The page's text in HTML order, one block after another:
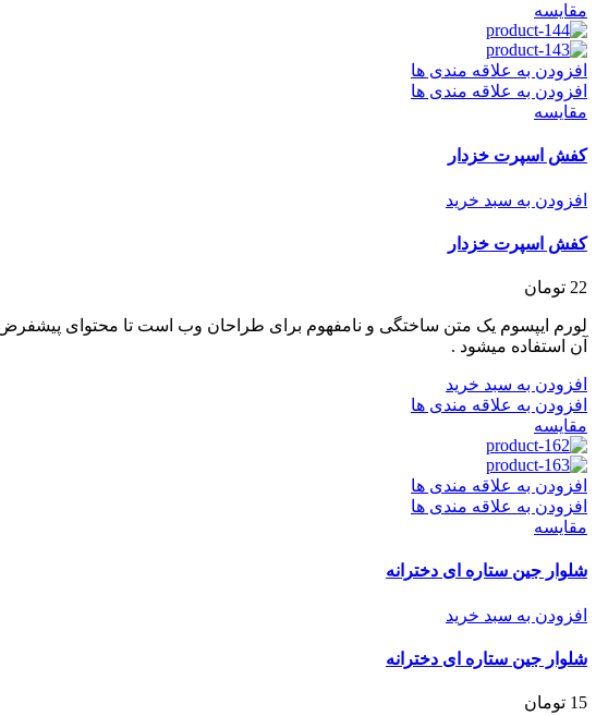
مقایسه
افزودن به علاقه مندی ها
افزودن به علاقه مندی ها
مقایسه
کفش اسپرت خزدار
افزودن به سبد خرید
کفش اسپرت خزدار
22 تومان
لورم ایپسوم یک متن ساختگی و نامفهوم برای طراحان وب است تا محتوای
آن استفاده میشود .
افزودن به سبد خرید
افزودن به علاقه مندی ها
مقایسه
افزودن به علاقه مندی ها
افزودن به علاقه مندی ها
مقایسه
شلوار جین ستاره ای دخترانه
افزودن به سبد خرید
شلوار جین ستاره ای دخترانه
15 تومان